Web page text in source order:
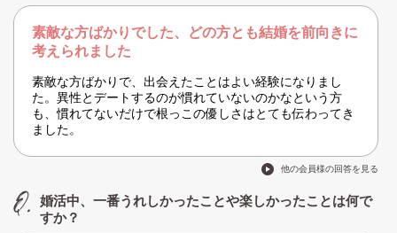
素敵な方ばかりでした、どの方とも結婚を前向きに
考えられました
素敵な方ばかりで、出会えたことはよい経験になりまし
た。異性とデートするのが慣れていないのかなという方
も、慣れてないだけで根っこの優しさはとても伝わってき
ました。
他の会員様の回答を見る
婚活中、一番うれしかったことや楽しかったことは何で
すか？